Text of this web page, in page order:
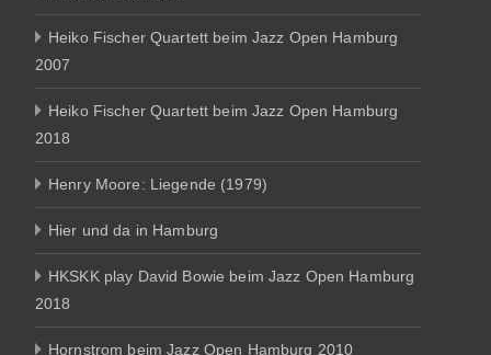
Heiko Fischer Quartett beim Jazz Open Hamburg
2007
Heiko Fischer Quartett beim Jazz Open Hamburg
2018
Henry Moore: Liegende (1979)
Hier und da in Hamburg
HKSKK play David Bowie beim Jazz Open Hamburg
2018
Hornstrom beim Jazz Open Hamburg 2010